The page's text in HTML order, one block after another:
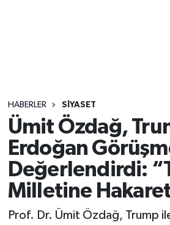
HABERLER SIYASET
Ümit Özdağ,
Erdoğan
Değerlendirdi:
Milletine
Prof. Dr. Ümit Özdağ, Trump
Yaşam